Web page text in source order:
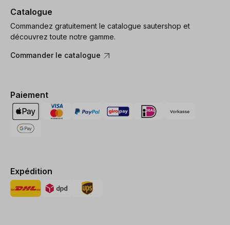
Catalogue
Commandez gratuitement le catalogue sautershop et
découvrez toute notre gamme.
Commander le catalogue
Paiement
Expédition